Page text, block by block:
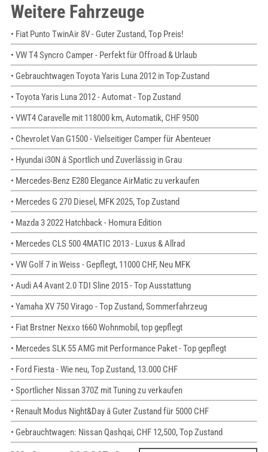
Weitere Fahrzeuge
• Fiat Punto TwinAir 8V - Guter Zustand, Top Preis!
• VW T4 Syncro Camper - Perfekt für Offroad & Urlaub
• Gebrauchtwagen Toyota Yaris Luna 2012 in Top-Zustand
• Toyota Yaris Luna 2012 - Automat - Top Zustand
• VWT4 Caravelle mit 118000 km, Automatik, CHF 9500
• Chevrolet Van G1500 - Vielseitiger Camper für Abenteuer
• Hyundai i30N â Sportlich und Zuverlässig in Grau
• Mercedes-Benz E280 Elegance AirMatic zu verkaufen
• Mercedes G 270 Diesel, MFK 2025, Top Zustand
• Mazda 3 2022 Hatchback - Homura Edition
• Mercedes CLS 500 4MATIC 2013 - Luxus & Allrad
• VW Golf 7 in Weiss - Gepflegt, 11000 CHF, Neu MFK
• Audi A4 Avant 2.0 TDI Sline 2015 - Top Ausstattung
• Yamaha XV 750 Virago - Top Zustand, Sommerfahrzeug
• Fiat Brstner Nexxo t660 Wohnmobil, top gepflegt
• Mercedes SLK 55 AMG mit Performance Paket - Top gepflegt
• Ford Fiesta - Wie neu, Top Zustand, 13.000 CHF
• Sportlicher Nissan 370Z mit Tuning zu verkaufen
• Renault Modus Night&Day â Guter Zustand für 5000 CHF
• Gebrauchtwagen: Nissan Qashqai, CHF 12,500, Top Zustand